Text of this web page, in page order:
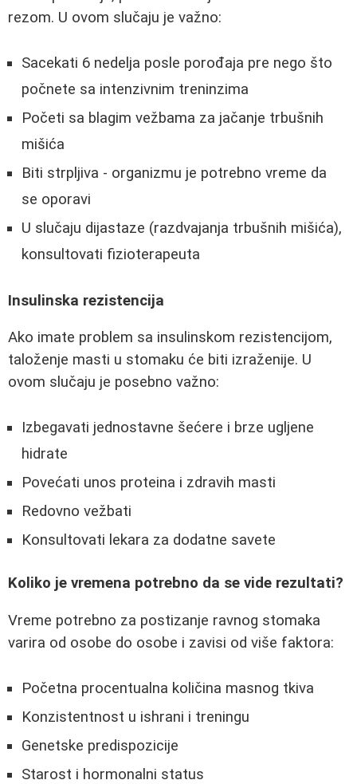
rezom. U ovom slučaju je važno:
Sacekati 6 nedelja posle porođaja pre nego što
počnete sa intenzivnim treninzima
Početi sa blagim vežbama za jačanje trbušnih
mišića
Biti strpljiva - organizmu je potrebno vreme da
se oporavi
U slučaju dijastaze (razdvajanja trbušnih mišića),
konsultovati fizioterapeuta
Insulinska rezistencija
Ako imate problem sa insulinskom rezistencijom,
taloženje masti u stomaku će biti izraženije. U
ovom slučaju je posebno važno:
Izbegavati jednostavne šećere i brze ugljene
hidrate
Povećati unos proteina i zdravih masti
Redovno vežbati
Konsultovati lekara za dodatne savete
Koliko je vremena potrebno da se vide rezultati?
Vreme potrebno za postizanje ravnog stomaka
varira od osobe do osobe i zavisi od više faktora:
Početna procentualna količina masnog tkiva
Konzistentnost u ishrani i treningu
Genetske predispozicije
Starost i hormonalni status